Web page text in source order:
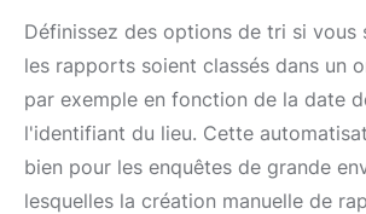
Définissez des options de tri si vous
les rapports soient classés dans un
par exemple en fonction de la date
l'identifiant du lieu. Cette
bien pour les enquêtes de grande
lesquelles la création manuelle de